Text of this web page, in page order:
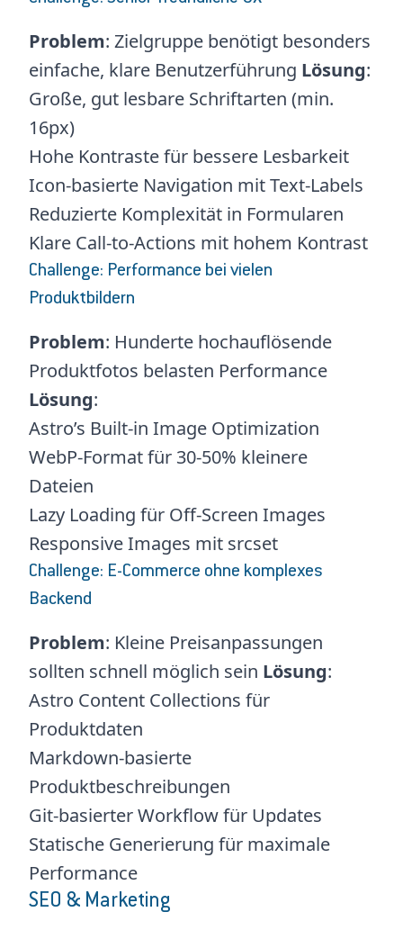
Problem: Zielgruppe benötigt besonders
einfache, klare Benutzerführung Lösung:
Große, gut lesbare Schriftarten (min.
16px)
Hohe Kontraste für bessere Lesbarkeit
Icon-basierte Navigation mit Text-Labels
Reduzierte Komplexität in Formularen
Klare Call-to-Actions mit hohem Kontrast
Challenge: Performance bei vielen
Produktbildern
Problem: Hunderte hochauflösende
Produktfotos belasten Performance
Lösung:
Astro’s Built-in Image Optimization
WebP-Format für 30-50% kleinere
Dateien
Lazy Loading für Off-Screen Images
Responsive Images mit srcset
Challenge: E-Commerce ohne komplexes
Backend
Problem: Kleine Preisanpassungen
sollten schnell möglich sein Lösung:
Astro Content Collections für
Produktdaten
Markdown-basierte
Produktbeschreibungen
Git-basierter Workflow für Updates
Statische Generierung für maximale
Performance
SEO & Marketing